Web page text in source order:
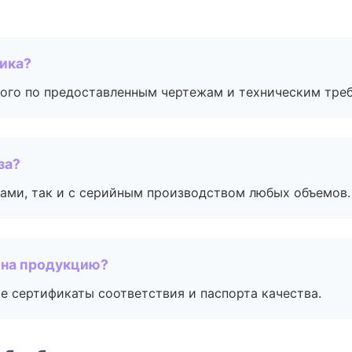
по предоставленным чертежам и техническим
так и с серийным производством любых объемов.
продукцию?
соответствия и паспорта качества.